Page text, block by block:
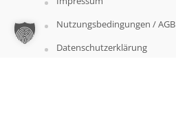
Nutzungsbedingungen / AGB
Datenschutzerklärung